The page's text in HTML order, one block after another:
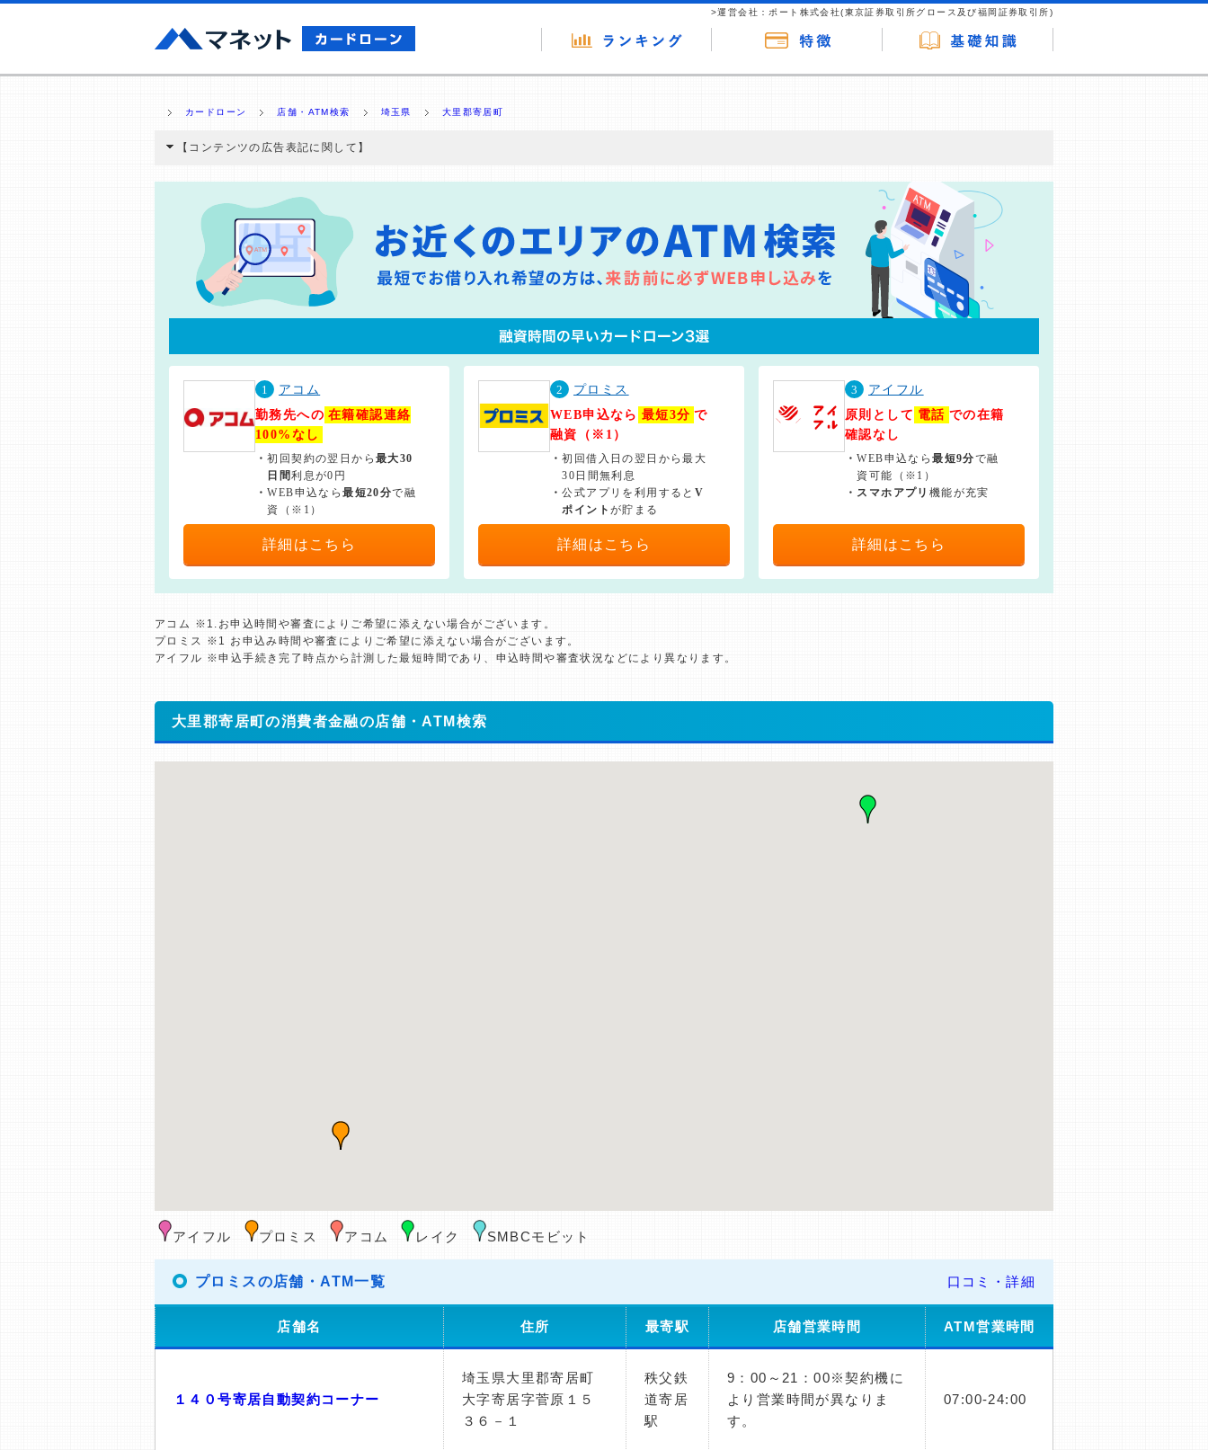
>運営会社：ポート株式会社(東京証券取引所グロース及び福岡証券取引所)
カードローン 店舗・ATM検索 埼玉県 大里郡寄居町
【コンテンツの広告表記に関して】
と弊社に対して企業から紹介報酬が支払われるという収益モデルです。 ただし、特定の商品を根拠なくPRするものではなく、当編集部の調査／ユーザーへの口コ
ミ収集などに基づき、公平性を担保した情報提供を行っています。
>提携企業一覧
1
アコム
勤務先への 在籍確認連絡
100%なし
・初回契約の翌日から最大30
日間利息が0円
・WEB申込なら最短20分で融
資（※1）
詳細はこちら
2
プロミス
WEB申込なら 最短3分 で
融資（※1）
・初回借入日の翌日から最大
30日間無利息
・公式アプリを利用すると V
ポイントが貯まる
詳細はこちら
3
アイフル
原則として 電話 での在籍
確認なし
・WEB申込なら最短9分で融
資可能（※1）
・ スマホアプリ 機能が充実
詳細はこちら
アコム ※1.お申込時間や審査によりご希望に添えない場合がございます。
プロミス ※1 お申込み時間や審査によりご希望に添えない場合がございます。
アイフル ※申込手続き完了時点から計測した最短時間であり、申込時間や審査状況などにより異なります。
大里郡寄居町の消費者金融の店舗・ATM検索
アイフル プロミス アコム レイク SMBCモビット
プロミスの店舗・ATM一覧 口コミ・詳細
店舗名 住所 最寄駅 店舗営業時間 ATM営業時間
１４０号寄居自動契約コーナー
埼玉県大里郡寄居町
大字寄居字菅原１５
３６－１
秩父鉄
道寄居
駅
9：00～21：00※契約機に
より営業時間が異なりま
す。
07:00-24:00